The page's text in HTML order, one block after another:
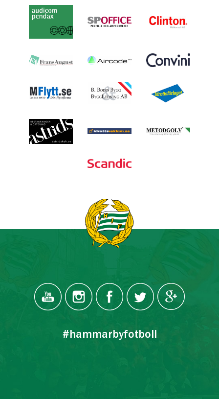
#hammarbyfotboll